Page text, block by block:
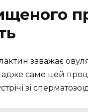
заважає
адже саме цей
зі